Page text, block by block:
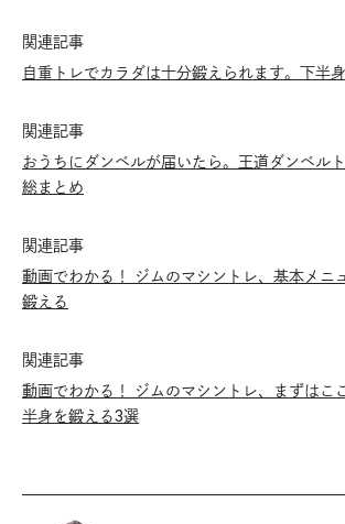
関連記事
自重トレでカラダは十分鍛えられます。下半
関連記事
おうちにダンベルが届いたら。王道ダンベル
総まとめ
関連記事
動画でわかる！ ジムのマシントレ、基本メニ
鍛える
関連記事
動画でわかる！ ジムのマシントレ、まずはこ
半身を鍛える3選